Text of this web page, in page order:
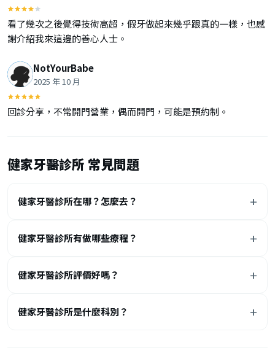
看了幾次之後覺得技術高超，假牙做起來幾乎跟真的一樣，也感
謝介紹我來這邊的善心人士。
NotYourBabe
2025 年 10 月
回診分享，不常開門營業，偶而開門，可能是預約制。
健家牙醫診所 常見問題
健家牙醫診所在哪？怎麼去？
健家牙醫診所有做哪些療程？
健家牙醫診所評價好嗎？
健家牙醫診所是什麼科別？